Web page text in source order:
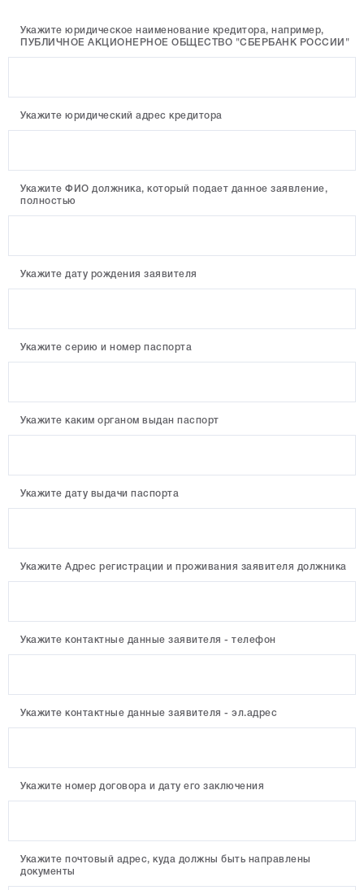
Укажите юридическое наименование кредитора, например,
ПУБЛИЧНОЕ АКЦИОНЕРНОЕ ОБЩЕСТВО "СБЕРБАНК РОССИИ"
Укажите юридический адрес кредитора
Укажите ФИО должника, который подает данное заявление,
полностью
Укажите дату рождения заявителя
Укажите серию и номер паспорта
Укажите каким органом выдан паспорт
Укажите дату выдачи паспорта
Укажите Адрес регистрации и проживания заявителя должника
Укажите контактные данные заявителя - телефон
Укажите контактные данные заявителя - эл.адрес
Укажите номер договора и дату его заключения
Укажите почтовый адрес, куда должны быть направлены
документы